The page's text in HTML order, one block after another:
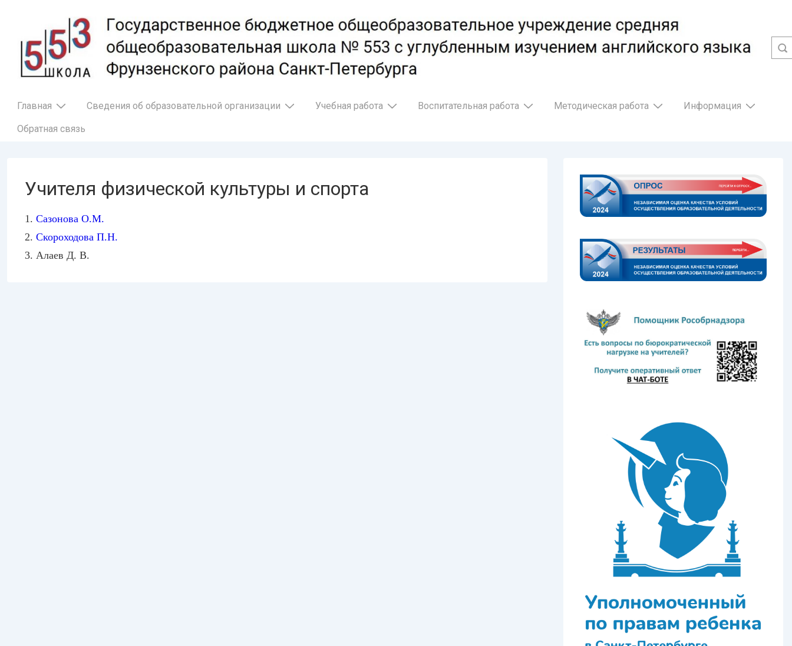
основному
содержимому
Основная
Главная Сведения об образовательной организации Учебная работа Воспитательная работа Методическая работа Информация
Обратная связь
Учителя физической культуры и спорта
1. Сазонова О.М.
2. Скороходова П.Н.
3. Алаев Д. В.